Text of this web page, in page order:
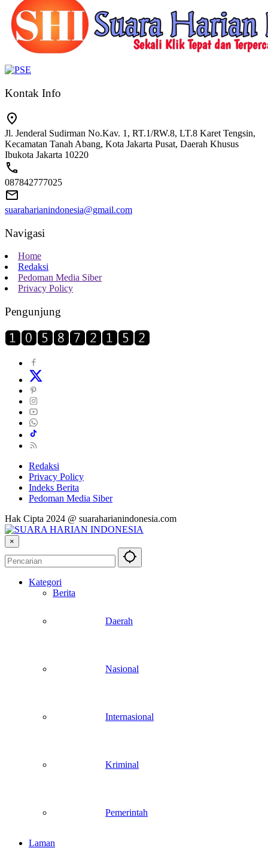
Kontak Info
Jl. Jenderal Sudirman No.Kav. 1, RT.1/RW.8, LT.8 Karet Tengsin,
Kecamatan Tanah Abang, Kota Jakarta Pusat, Daerah Khusus
Ibukota Jakarta 10220
087842777025
suaraharianindonesia@gmail.com
Navigasi
Home
Redaksi
Pedoman Media Siber
Privacy Policy
Pengunjung
Redaksi
Privacy Policy
Indeks Berita
Pedoman Media Siber
Hak Cipta 2024 @ suaraharianindonesia.com
×
Kategori
Berita
Daerah
Nasional
Internasional
Kriminal
Pemerintah
Laman